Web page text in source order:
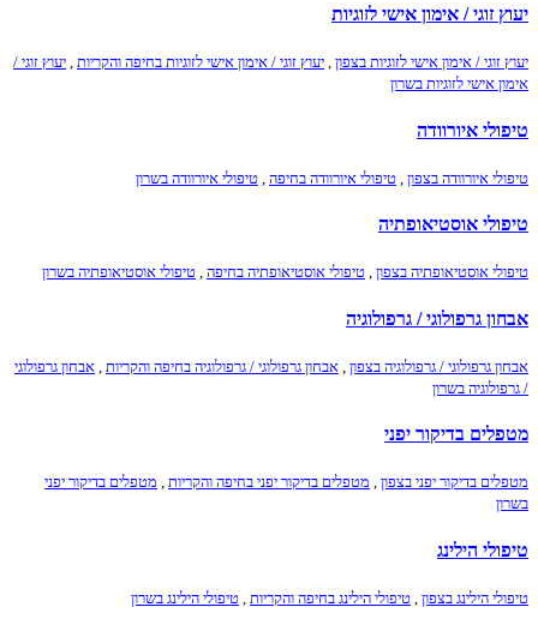
יעוץ זוגי / אימון אישי לזוגיות
יעוץ זוגי / אימון אישי לזוגיות בצפון , יעוץ זוגי / אימון אישי לזוגיות בחיפה והקריות , יעוץ זוגי /
אימון אישי לזוגיות בשרון
טיפולי איורוודה
טיפולי איורוודה בצפון טיפולי איורוודה בחיפה טיפולי איורוודה בשרון
טיפולי אוסטיאופתיה
טיפולי אוסטיאופתיה בצפון , טיפולי אוסטיאופתיה בחיפה , טיפולי אוסטיאופתיה בשרון
אבחון גרפולוגי / גרפולוגיה
אבחון גרפולוגי / גרפולוגיה בצפון אבחון גרפולוגי / גרפולוגיה בחיפה והקריות
אבחון גרפולוגי
/ גרפולוגיה בשרון
מטפלים בדיקור יפני
מטפלים בדיקור יפני בצפון , מטפלים בדיקור יפני בחיפה והקריות , מטפלים בדיקור יפני
בשרון
טיפולי הילינג
טיפולי הילינג בצפון טיפולי הילינג בחיפה והקריות טיפולי הילינג בשרון